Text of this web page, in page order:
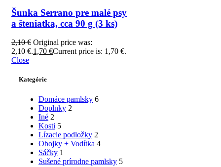
Close
Kategórie
Domáce pamlsky 6
Doplnky 2
Iné 2
Kosti 5
Lízacie podložky 2
Obojky + Vodítka 4
Sáčky 1
Sušené prírodne pamlsky 5
Šunka Serrano pre malé psy
a šteniatka, cca 90 g (3 ks)
2,10€ Original price was:
2,10 €.1,70 €Current price is: 1,70 €.